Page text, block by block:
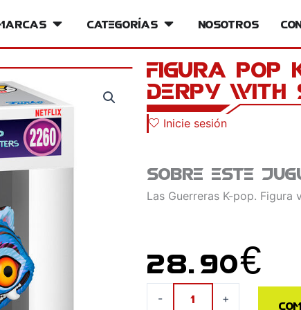
Open MarcasCategorías Open Categorías
Nosotros
Figura POP
Derpy with
Inicie sesión
Sobre este
Las Guerreras K-pop. Figura
28.90€
- +